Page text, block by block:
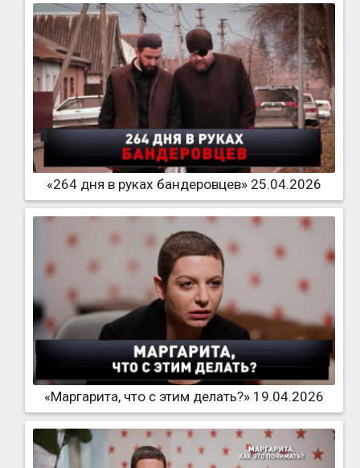
«264 дня в руках бандеровцев» 25.04.2026
«Маргарита, что с этим делать?» 19.04.2026